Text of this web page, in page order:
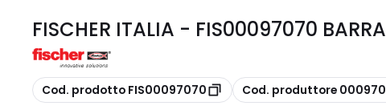
FISCHER ITALIA - FIS00097070
copia
Cod. prodotto FIS00097070 copia
Cod. produttore